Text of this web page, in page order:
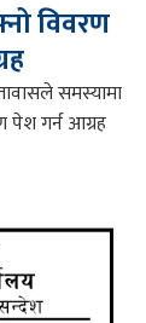
विवरण
समस्यामा
पेश गर्न आग्रह